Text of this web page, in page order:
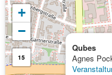
Qubes
Agnes
+
−
15